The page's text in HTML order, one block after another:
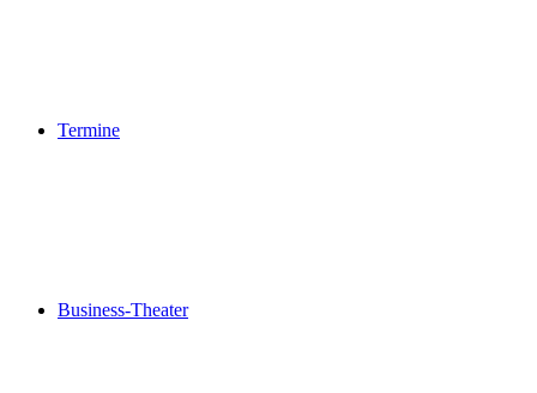
Termine
Business-Theater